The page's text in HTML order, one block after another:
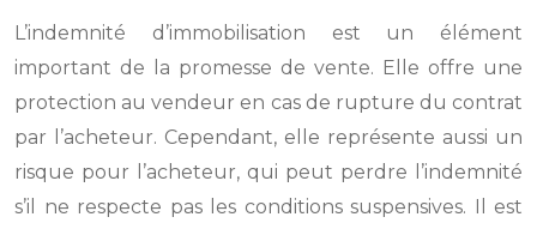
L’indemnité d’immobilisation est un élément
important de la promesse de vente. Elle offre une
protection au vendeur en cas de rupture du contrat
par l’acheteur. Cependant, elle représente aussi un
risque pour l’acheteur, qui peut perdre l’indemnité
s’il ne respecte pas les conditions suspensives. Il est